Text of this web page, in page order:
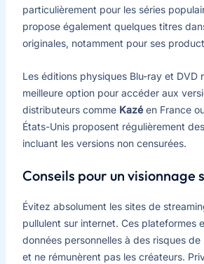
particulièrement pour les séries
propose également quelques titres
originales, notamment pour ses
Les éditions physiques Blu-ray et DVD
meilleure option pour accéder aux
distributeurs comme Kazéen France
États-Unis proposent régulièrement
incluant les versions non censurées.
Conseils pour un visionnage
Évitez absolument les sites de
pullulent sur internet. Ces plateformes
données personnelles à des risques
et ne rémunèrent pas les créateurs.